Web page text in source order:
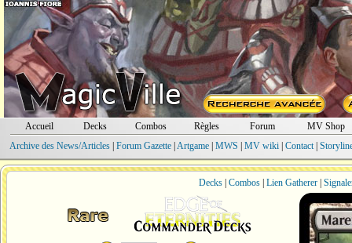
Accueil Decks Combos Règles Forum
MV Shop
Archive des News/Articles| Forum Gazette| Artgame| MWS MV wiki| Contact|
Decks| Combos| Lien Gatherer|